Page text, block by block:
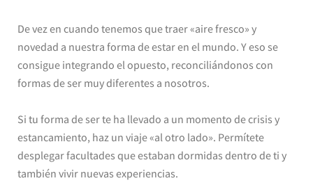
De vez en cuando tenemos que traer «aire fresco» y
novedad a nuestra forma de estar en el mundo. Y eso se
consigue integrando el opuesto, reconciliándonos con
formas de ser muy diferentes a nosotros.
Si tu forma de ser te ha llevado a un momento de crisis y
estancamiento, haz un viaje «al otro lado». Permítete
desplegar facultades que estaban dormidas dentro de ti y
también vivir nuevas experiencias.